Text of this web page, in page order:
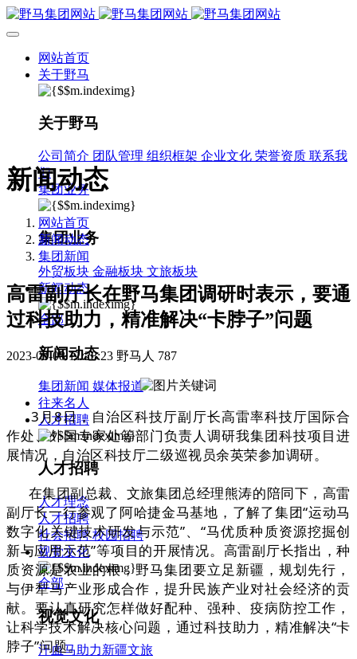
网站首页
关于野马
关于野马
公司简介 团队管理 组织框架 企业文化 荣誉资质 联系我
们
集团业务
集团业务
外贸板块 金融板块 文旅板块
新闻动态
全部
新闻动态
集团新闻 媒体报道
往来名人
人才招聘
人才招聘
人才理念
人才招聘
社会招聘 校园招聘
视觉文化
全部
视觉文化
汗血马助力新疆文旅
新闻动态
网站首页
新闻动态
集团新闻
高雷副厅长在野马集团调研时表示，要通
过科技助力，精准解决“卡脖子”问题
2023-03-08 11:28:23 野马人 787
3月8日，自治区科技厅副厅长高雷率科技厅国际合
作处、外国专家处等部门负责人调研我集团科技项目进
展情况，自治区科技厅二级巡视员余英荣参加调研。
在集团副总裁、文旅集团总经理熊涛的陪同下，高雷
副厅长一行参观了阿哈捷金马基地，了解了集团“运动马
数字化关键技术研发与示范”、“马优质种质资源挖掘创
新与应用示范”等项目的开展情况。高雷副厅长指出，种
质资源是农业的根，野马集团要立足新疆，规划先行，
与伊犁马产业形成合作，提升民族产业对社会经济的贡
献。要认真研究怎样做好配种、强种、疫病防控工作，
让科学技术解决核心问题，通过科技助力，精准解决“卡
脖子”问题。